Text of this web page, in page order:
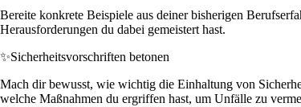
Bereite konkrete Beispiele aus deiner bisherigen
Herausforderungen du dabei gemeistert hast.
✨Sicherheitsvorschriften betonen
Mach dir bewusst, wie wichtig die Einhaltung von
welche Maßnahmen du ergriffen hast, um Unfälle zu